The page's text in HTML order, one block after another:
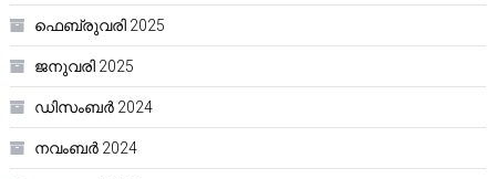
ഫെബ്രുവരി 2025
ജനുവരി 2025
ഡിസംബർ 2024
നവംബർ 2024